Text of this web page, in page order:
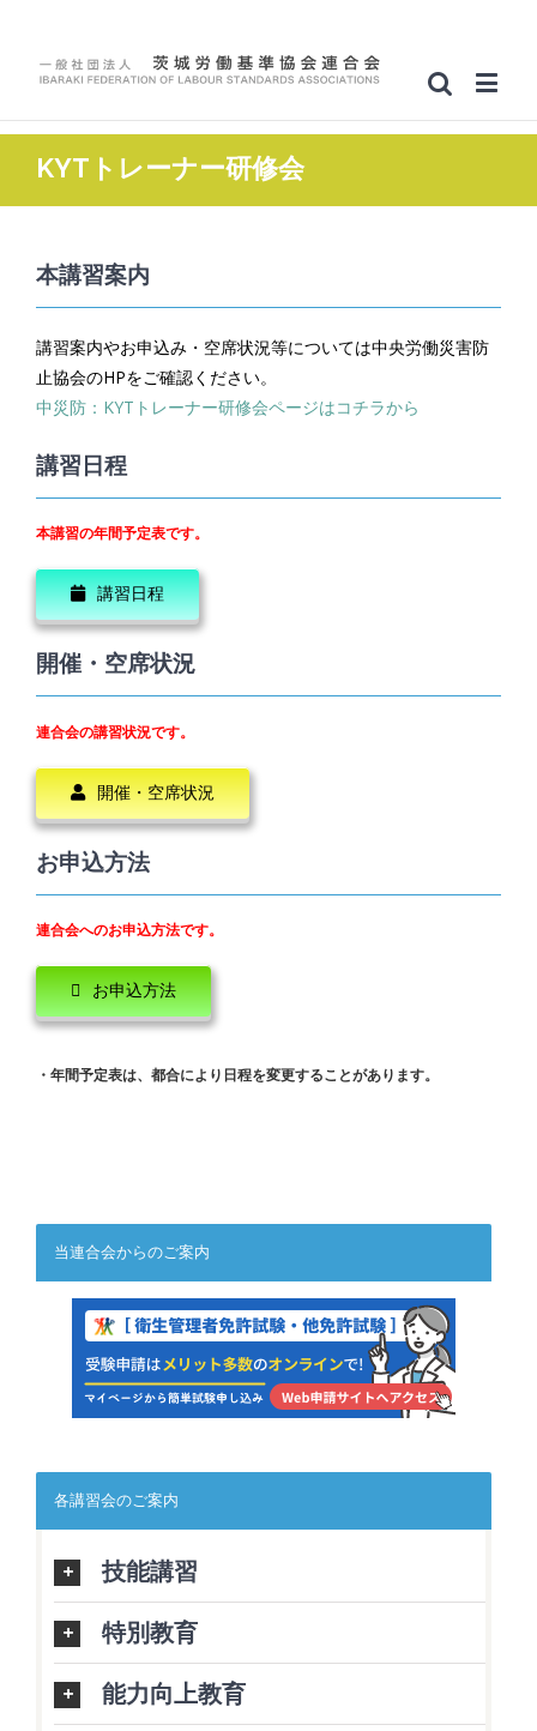
KYTトレーナー研修会
本講習案内
講習案内やお申込み・空席状況等については中央労働災害防
止協会のHPをご確認ください。
中災防：KYTトレーナー研修会ページはコチラから
講習日程
本講習の年間予定表です。
講習日程
開催・空席状況
連合会の講習状況です。
開催・空席状況
お申込方法
連合会へのお申込方法です。
お申込方法
・年間予定表は、都合により日程を変更することがあります。
当連合会からのご案内
各講習会のご案内
技能講習
特別教育
能力向上教育